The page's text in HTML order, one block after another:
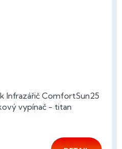
Infrazářič ComfortSun25
vypínač - titan